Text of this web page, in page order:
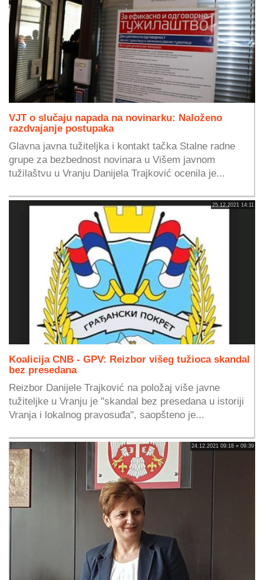
VJT o slučaju napada na novinarku: Naloženo
razdvajanje postupaka
Glavna javna tužiteljka i kontakt tačka Stalne radne
grupe za bezbednost novinara u Višem javnom
tužilaštvu u Vranju Danijela Trajković ocenila je...
25.12.2021 14:11
Koalicija CNB - GPV: Reizbor višeg tužioca skandal
bez presedana
Reizbor Danijele Trajković na položaj više javne
tužiteljke u Vranju je "skandal bez presedana u istoriji
Vranja i lokalnog pravosuđa", saopšteno je...
24.12.2021 09:18 » 09:39